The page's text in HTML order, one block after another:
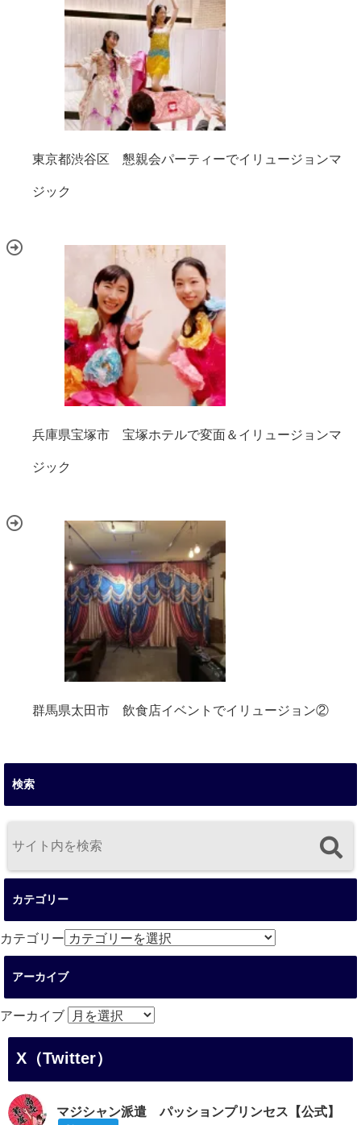
東京都渋谷区 懇親会パーティーでイリュージョンマ
ジック
兵庫県宝塚市 宝塚ホテルで変面＆イリュージョンマ
ジック
群馬県太田市 飲食店イベントでイリュージョン②
検索
カテゴリー
カテゴリー
アーカイブ
アーカイブ
X（Twitter）
マジシャン派遣 パッションプリンセス【公式】